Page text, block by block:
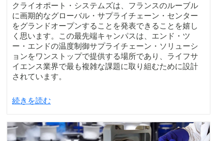
クライオポート・システムズは、フランスのルーブル
に画期的なグローバル・サプライチェーン・センター
をグランドオープンすることを発表できることを嬉し
く思います。この最先端キャンパスは、エンド・ツ
ー・エンドの温度制御サプライチェーン・ソリューシ
ョンをワンストップで提供する場所であり、ライフサ
イエンス業界で最も複雑な課題に取り組むために設計
されています。
続きを読む